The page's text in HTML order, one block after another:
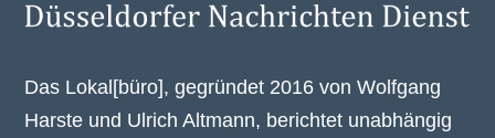
Das Lokal[büro], gegründet 2016 von Wolfgang
Harste und Ulrich Altmann, berichtet unabhängig